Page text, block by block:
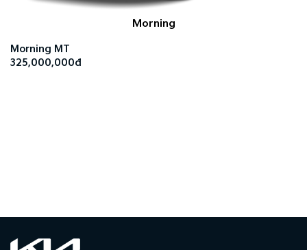
Morning
Morning MT
325,000,000đ